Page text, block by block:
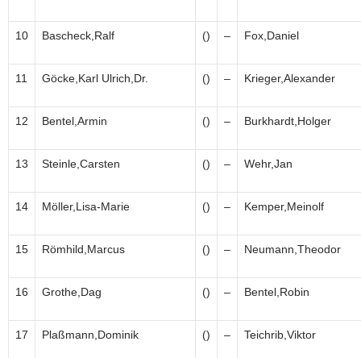
10 Bascheck,Ralf () – Fox,Daniel
11 Göcke,Karl Ulrich,Dr. () – Krieger,Alexander
12 Bentel,Armin () – Burkhardt,Holger
13 Steinle,Carsten () – Wehr,Jan
14 Möller,Lisa-Marie () – Kemper,Meinolf
15 Römhild,Marcus () – Neumann,Theodor
16 Grothe,Dag () – Bentel,Robin
17 Plaßmann,Dominik () – Teichrib,Viktor